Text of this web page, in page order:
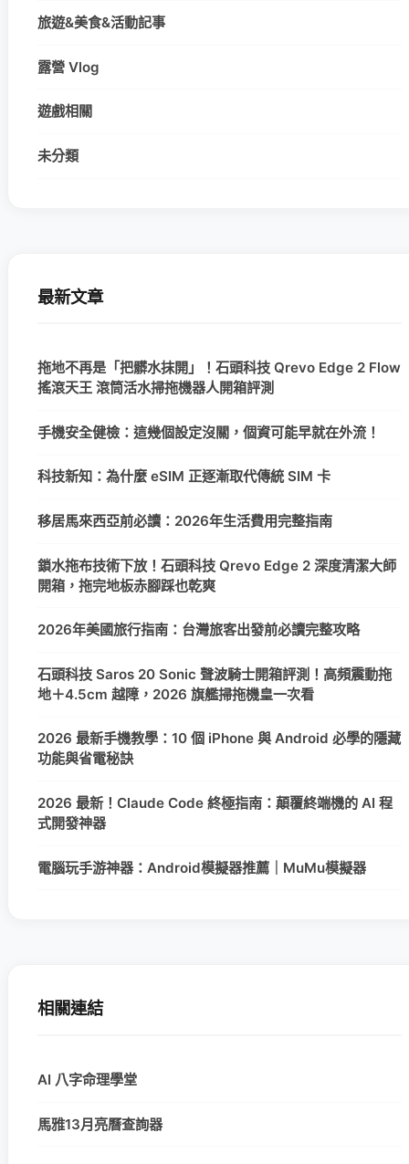
旅遊&美食&活動記事
露營 Vlog
遊戲相關
未分類
最新文章
拖地不再是「把髒水抹開」！石頭科技 Qrevo Edge 2 Flow
搖滾天王 滾筒活水掃拖機器人開箱評測
手機安全健檢：這幾個設定沒關，個資可能早就在外流！
科技新知：為什麼 eSIM 正逐漸取代傳統 SIM 卡
移居馬來西亞前必讀：2026年生活費用完整指南
鎖水拖布技術下放！石頭科技 Qrevo Edge 2 深度清潔大師
開箱，拖完地板赤腳踩也乾爽
2026年美國旅行指南：台灣旅客出發前必讀完整攻略
石頭科技 Saros 20 Sonic 聲波騎士開箱評測！高頻震動拖
地＋4.5cm 越障，2026 旗艦掃拖機皇一次看
2026 最新手機教學：10 個 iPhone 與 Android 必學的隱藏
功能與省電秘訣
2026 最新！Claude Code 終極指南：顛覆終端機的 AI 程
式開發神器
電腦玩手游神器：Android模擬器推薦｜MuMu模擬器
相關連結
AI 八字命理學堂
馬雅13月亮曆查詢器